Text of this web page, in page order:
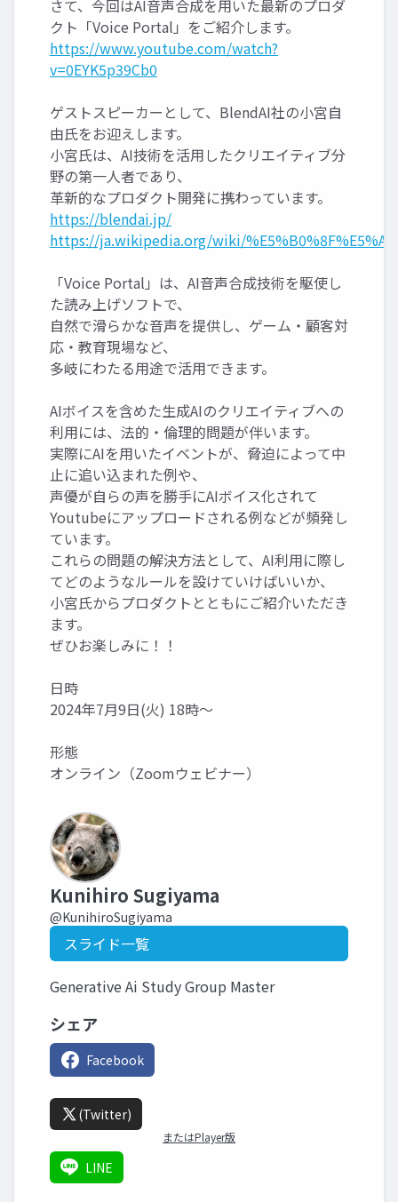
さて、今回はAI音声合成を用いた最新のプロダ
クト「Voice Portal」をご紹介します。
https://www.youtube.com/watch?
v=0EYK5p39Cb0
ゲストスピーカーとして、BlendAI社の小宮自
由氏をお迎えします。
小宮氏は、AI技術を活用したクリエイティブ分
野の第一人者であり、
革新的なプロダクト開発に携わっています。
https://blendai.jp/
https://ja.wikipedia.org/wiki/
「Voice Portal」は、AI音声合成技術を駆使し
た読み上げソフトで、
自然で滑らかな音声を提供し、ゲーム・顧客対
応・教育現場など、
多岐にわたる用途で活用できます。
AIボイスを含めた生成AIのクリエイティブへの
利用には、法的・倫理的問題が伴います。
実際にAIを用いたイベントが、脅迫によって中
止に追い込まれた例や、
声優が自らの声を勝手にAIボイス化されて
Youtubeにアップロードされる例などが頻発し
ています。
これらの問題の解決方法として、AI利用に際し
てどのようなルールを設けていけばいいか、
小宮氏からプロダクトとともにご紹介いただき
ます。
ぜひお楽しみに！！
日時
2024年7月9日(火) 18時～
形態
オンライン（Zoomウェビナー）
Kunihiro Sugiyama
@KunihiroSugiyama
スライド一覧
Generative Ai Study Group Master
シェア
Facebook
(Twitter)
またはPlayer版
LINE